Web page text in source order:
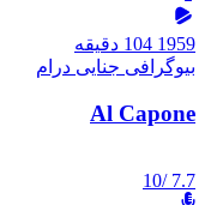
1959 104 دقیقه
بیوگرافی جنایی درام
Al Capone
7.7
/10